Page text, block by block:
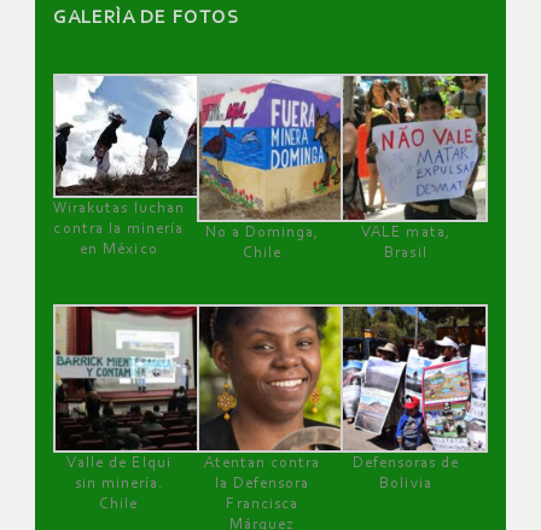
GALERÌA DE FOTOS
Wirakutas luchan
contra la minería
en México
No a Dominga,
Chile
VALE mata,
Brasil
Valle de Elqui
sin minería.
Chile
Atentan contra
la Defensora
Francisca
Márquez
Defensoras de
Bolivia